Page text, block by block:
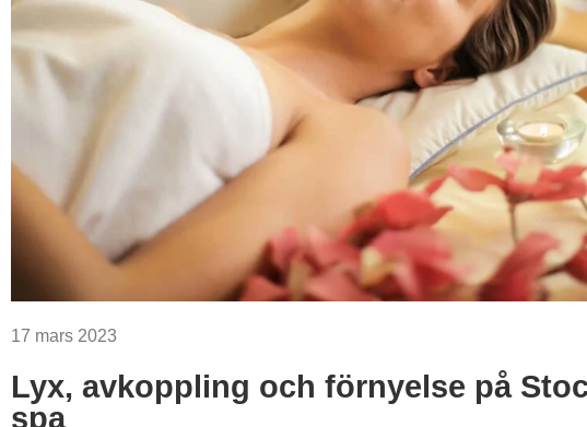
17 mars 2023
Lyx, avkoppling och förnyelse på
spa